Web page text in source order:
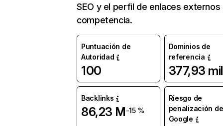
SEO y el perfil de enlaces externos
competencia.
Puntuación de
Autoridad
100
Dominios de
referencia
377,93 mil
Backlinks
86,23 M-15 %
Riesgo de
penalización de
Google